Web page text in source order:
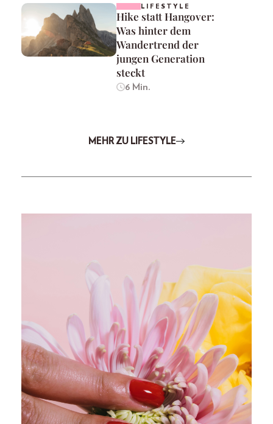
LIFESTYLE
Hike statt Hangover:
Was hinter dem
Wandertrend der
jungen Generation
steckt
6 Min.
MEHR ZU LIFESTYLE